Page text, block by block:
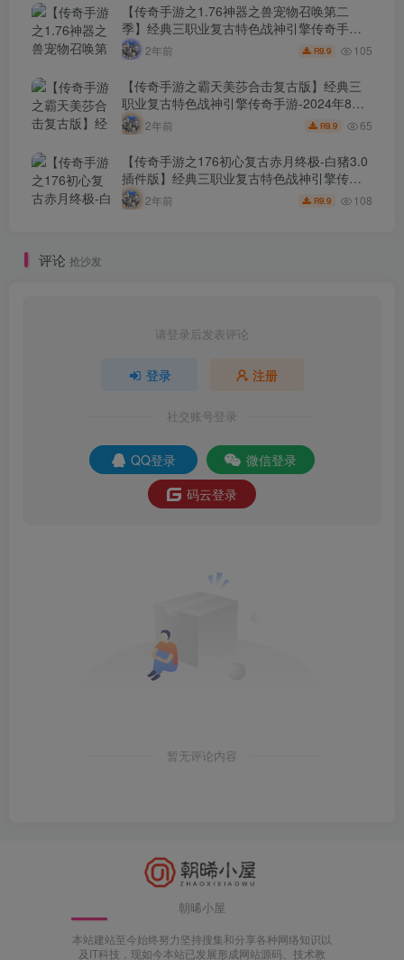
【传奇手游之1.76神器之兽宠物召唤第二
季】经典三职业复古特色战神引擎传奇手
游-2024年8月7日最新打包Win服务端源码视
频架设教程-新版GM多功能网页授权物品后
台-GM直冲网页后台-安卓苹果IOS双端版
本！
2年前 R9.9 105
【传奇手游之霸天美莎合击复古版】经典三
职业复古特色战神引擎传奇手游-2024年8月7
日最新打包Win服务端源码视频架设教程-新
版GM多功能网页授权物品后台-GM直冲网页
后台-安卓苹果IOS双端版本！
2年前 R9.9 65
【传奇手游之176初心复古赤月终极-白猪3.0
插件版】经典三职业复古特色战神引擎传奇
手游-2024年8月6日最新打包Win服务端源码
视频架设教程-新版GM多功能网页授权物品
2年前 R9.9 108
评论 抢沙发
请登录后发表评论
登录 注册
社交账号登录
QQ登录
微信登录
码云登录
暂无评论内容
朝晞小屋
本站建站至今始终努力坚持搜集和分享各种网络知识以
及IT科技，现如今本站已发展形成网站源码、技术教